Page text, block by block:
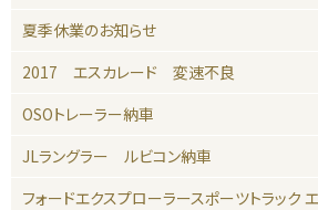
夏季休業のお知らせ
2017 エスカレード 変速不良
OSOトレーラー納車
JLラングラー ルビコン納車
フォードエクスプローラースポーツトラック